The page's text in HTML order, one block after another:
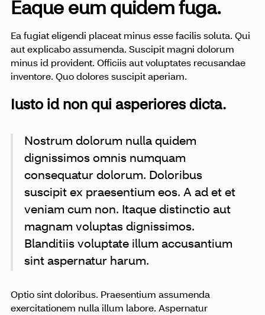
Eaque eum quidem fuga.
Ea fugiat eligendi placeat minus esse facilis soluta. Qui
aut explicabo assumenda. Suscipit magni dolorum
minus id provident. Officiis aut voluptates recusandae
inventore. Quo dolores suscipit aperiam.
Iusto id non qui asperiores dicta.
Nostrum dolorum nulla quidem
dignissimos omnis numquam
consequatur dolorum. Doloribus
suscipit ex praesentium eos. A ad et et
veniam cum non. Itaque distinctio aut
magnam voluptas dignissimos.
Blanditiis voluptate illum accusantium
sint aspernatur harum.
Optio sint doloribus. Praesentium assumenda
exercitationem nulla illum labore. Aspernatur